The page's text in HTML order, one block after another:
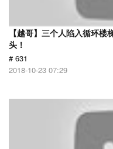
【越哥】三个人陷入循环
头！
# 631
2018-10-23 07:29